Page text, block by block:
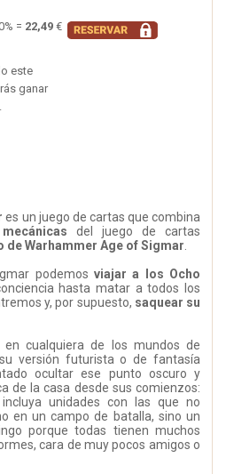
= 22,49 €
este
ganar
es un juego de cartas que combina
mecánicas del juego de cartas
de Warhammer Age of Sigmar.
podemos viajar a los Ocho
hasta matar a todos los
y, por supuesto, saquear su
en cualquiera de los mundos de
versión futurista o de fantasía
ocultar ese punto oscuro y
de la casa desde sus comienzos:
unidades con las que no
en un campo de batalla, sino un
porque todas tienen muchos
cara de muy pocos amigos o